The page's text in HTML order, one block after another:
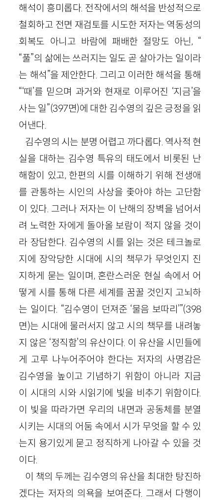
해석이 흥미롭다. 전작에서의 해석을 반성적으로
철회하고 전면 재검토를 시도한 저자는 역동성의
회복도 아니고 바람에 패배한 절망도 아닌, “
“풀”의 삶에는 쓰러지는 일도 곧 살아가는 일이라
는 해석”을 제안한다. 그리고 이러한 해석을 통해
“‘때’를 믿으며 과거와 현재로 이루어진 ‘지금’을
사는 일”(397면)에 대한 김수영의 깊은 긍정을 읽
어낸다.
김수영의 시는 분명 어렵고 까다롭다. 역사적 현
실을 대하는 김수영 특유의 태도에서 비롯된 난
해함이 있고, 한편의 시를 이해하기 위해 전생애
를 관통하는 시인의 사상을 좇아야 하는 고단함
이 있다. 그러나 저자는 이 난해의 장벽을 넘어서
려 노력한 자에게 돌아올 보람이 적지 않을 것이
라 장담한다. 김수영의 시를 읽는 것은 테크놀로
지에 장악당한 시대에 시의 책무가 무엇인지 진
지하게 묻는 일이며, 혼란스러운 현실 속에서 어
떻게 시를 통해 다른 세계를 꿈꿀 것인지 고뇌하
는 일이다. “김수영이 던져준 ‘물음 보따리’”(398
면)는 시대에 물러서지 않고 시의 책무를 내려놓
지 않은 ‘정직함’의 유산이다. 이 유산을 시민들에
게 고루 나누어주어야 한다는 저자의 사명감은
김수영을 높이고 기념하기 위함이 아니라 지금
이 시대의 시와 시읽기에 빛을 비추기 위함이다.
이 빛을 따라가면 우리의 내면과 공동체를 분열
시키는 시대의 어둠 속에서 시가 무엇을 할 수 있
는지 용기있게 묻고 정직하게 나아갈 수 있을 것
이다.
이 책의 두께는 김수영의 유산을 최대한 탕진하
겠다는 저자의 의욕을 보여준다. 그래서 다행이